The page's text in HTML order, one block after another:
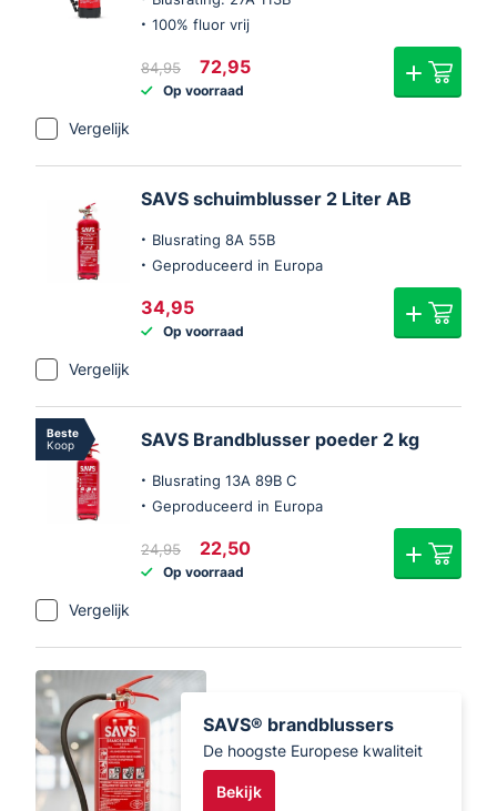
en de zuurstof om de brand te blussen.
brandklasse A, B en C, dus voor branden
vloeistoffen en vaste stoffen. Ze worden
vaak gebruikt in industriële en
commerciële omgevingen, zoals
opslagplaatsen, werkplaatsen en
bouwplaatsen.
100% fluor vrij
84,95
Oorspronkelijke
prijs
was:
72,95
Op voorraad
Vergelijk
SAVS schuimblusser 2 Liter AB
Blusrating 8A 55B
Geproduceerd in Europa
34,95
Op voorraad
Vergelijk
Beste
Koop
SAVS Brandblusser poeder 2 kg
Blusrating 13A 89B C
Geproduceerd in Europa
24,95
Oorspronkelijke
prijs
was:
22,50
Op voorraad
Vergelijk
SAVS® brandblussers
De hoogste Europese kwaliteit
Bekijk